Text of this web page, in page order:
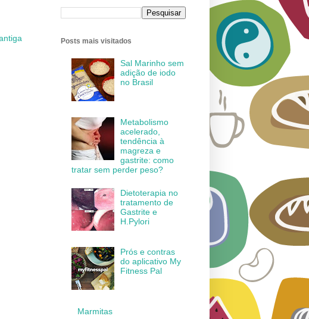
Posts mais visitados
Sal Marinho sem
adição de iodo
no Brasil
Metabolismo
acelerado,
tendência à
magreza e
gastrite: como
tratar sem perder peso?
Dietoterapia no
tratamento de
Gastrite e
H.Pylori
Prós e contras
do aplicativo My
Fitness Pal
Marmitas